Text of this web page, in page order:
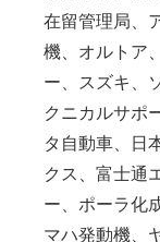
在留管理局、
機、オルトア
ー、スズキ、
クニカルサポ
タ自動車、日
クス、富士通
ー、ポーラ化
マハ発動機、